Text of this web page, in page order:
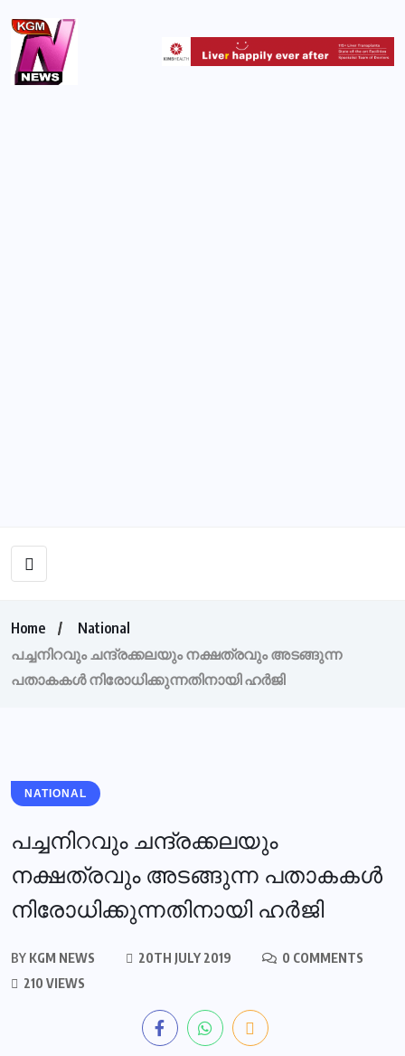
Home
National
പച്ചനിറവും ചന്ദ്രക്കലയും നക്ഷത്രവും അടങ്ങുന്ന
പതാകകൾ നിരോധിക്കുന്നതിനായി ഹർജി
NATIONAL
പച്ചനിറവും ചന്ദ്രക്കലയും
നക്ഷത്രവും അടങ്ങുന്ന പതാകകൾ
നിരോധിക്കുന്നതിനായി ഹർജി
BY KGM NEWS 20TH JULY 2019
0 COMMENTS
210 VIEWS